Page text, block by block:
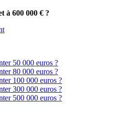
à 600 000 € ?
50 000 euros ?
80 000 euros ?
100 000 euros ?
300 000 euros ?
500 000 euros ?